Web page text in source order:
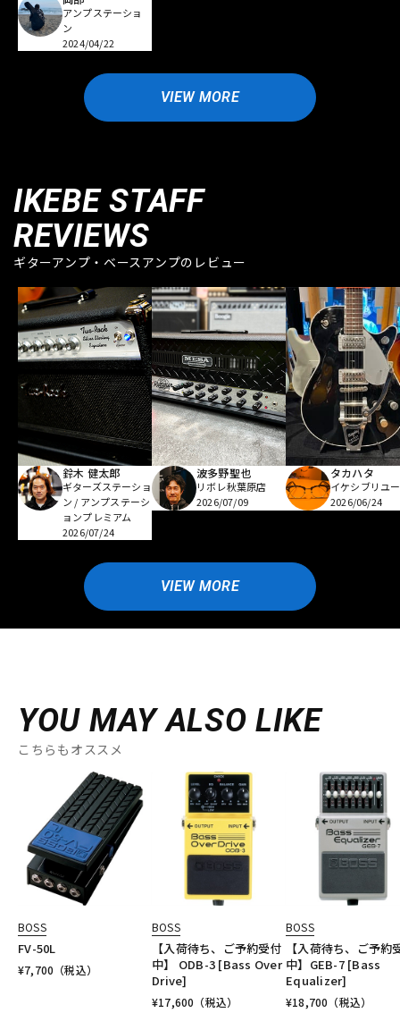
アンプステーショ
ン
2024/04/22
VIEW MORE
IKEBE STAFF
REVIEWS
ギターアンプ・ベースアンプのレビュー
鈴木 健太郎
ギターズステーショ
ン / アンプステーシ
ョンプレミアム
2026/07/24
波多野聖也
リボレ秋葉原店
2026/07/09
タカハタ
イケシブリユ
2026/06/24
VIEW MORE
YOU MAY ALSO LIKE
こちらもオススメ
BOSS
FV-50L
¥7,700 （税込）
BOSS
【入荷待ち、ご予約受付
中】 ODB-3 [Bass Over
Drive]
¥17,600 （税込）
BOSS
【入荷待ち、ご予約
中】GEB-7 [Bass
Equalizer]
¥18,700 （税込）